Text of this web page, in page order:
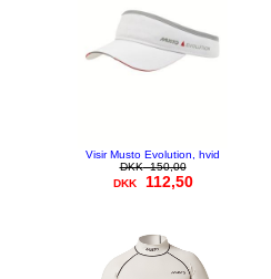
Visir Musto Evolution, hvid
DKK150,00
DKK112,50